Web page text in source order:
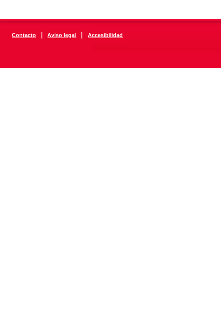
Contacto | Aviso legal | Accesibilidad